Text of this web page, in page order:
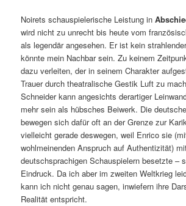
Noirets schauspielerische Leistung in
wird nicht zu unrecht bis heute vom
als legendär angesehen. Er ist kein
könnte mein Nachbar sein. Zu keinem
dazu verleiten, der in seinem Charakter
Trauer durch theatralische Gestik Luft zu
Schneider kann angesichts derartiger
mehr sein als hübsches Beiwerk. Die
bewegen sich dafür oft an der Grenze zur
vielleicht gerade deswegen, weil Enrico sie
wohlmeinenden Anspruch auf Authentizität)
deutschsprachigen Schauspielern besetzte –
Eindruck. Da ich aber im zweiten Weltkrieg
kann ich nicht genau sagen, inwiefern ihre
Realität entspricht.